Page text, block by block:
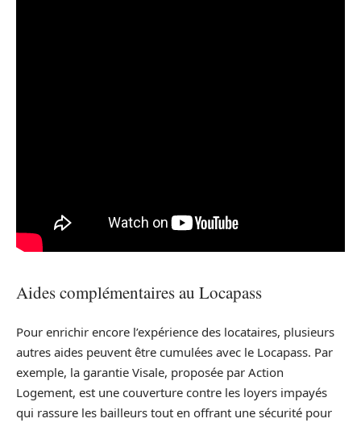
Aides complémentaires au Locapass
Pour enrichir encore l’expérience des locataires, plusieurs
autres aides peuvent être cumulées avec le Locapass. Par
exemple, la garantie Visale, proposée par Action
Logement, est une couverture contre les loyers impayés
qui rassure les bailleurs tout en offrant une sécurité pour